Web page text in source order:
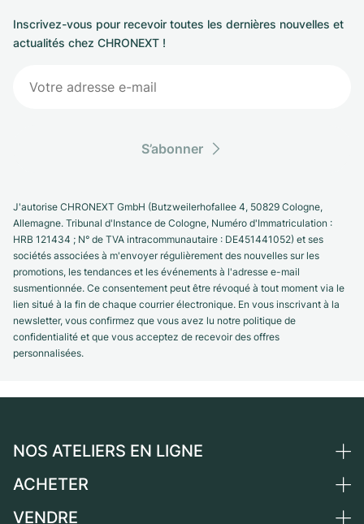
Inscrivez-vous pour recevoir toutes les dernières nouvelles et
actualités chez CHRONEXT !
S’abonner
J'autorise CHRONEXT GmbH (Butzweilerhofallee 4, 50829 Cologne,
Allemagne. Tribunal d'Instance de Cologne, Numéro d'Immatriculation :
HRB 121434 ; N° de TVA intracommunautaire : DE451441052) et ses
sociétés associées à m'envoyer régulièrement des nouvelles sur les
promotions, les tendances et les événements à l'adresse e-mail
susmentionnée. Ce consentement peut être révoqué à tout moment via le
lien situé à la fin de chaque courrier électronique. En vous inscrivant à la
newsletter, vous confirmez que vous avez lu notre politique de
confidentialité et que vous acceptez de recevoir des offres
personnalisées.
NOS ATELIERS EN LIGNE
Allemagne
ACHETER
Toutes les montres de luxe
VENDRE